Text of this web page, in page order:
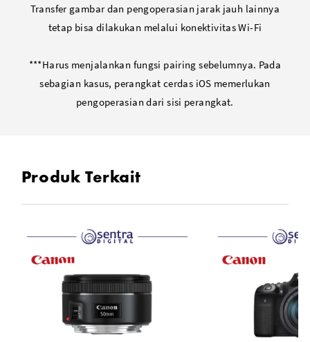
Transfer gambar dan pengoperasian jarak jauh lainnya
tetap bisa dilakukan melalui konektivitas Wi-Fi
***Harus menjalankan fungsi pairing sebelumnya. Pada
sebagian kasus, perangkat cerdas iOS memerlukan
pengoperasian dari sisi perangkat.
Produk Terkait